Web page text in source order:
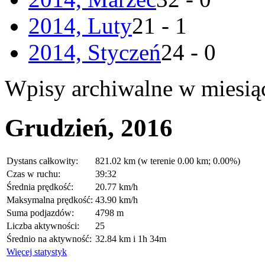
2014, Luty21 - 1
2014, Styczeń24 - 0
Wpisy archiwalne w
Grudzień, 2016
Dystans całkowity:
821.02 km (w terenie 0.00 km; 0.00%)
Czas w ruchu:
39:32
Średnia prędkość:
20.77 km/h
Maksymalna prędkość: 43.90 km/h
Suma podjazdów:
4798 m
Liczba aktywności:
25
Średnio na aktywność: 32.84 km i 1h 34m
Więcej statystyk